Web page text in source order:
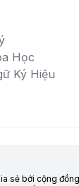
Học
Ký Hiệu
sẻ bới cộng